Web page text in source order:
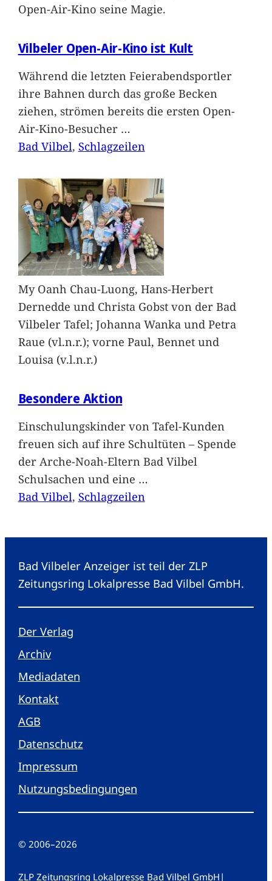
Open-Air-Kino seine Magie.
Vilbeler Open-Air-Kino ist Kult
Während die letzten Feierabendsportler
ihre Bahnen durch das große Becken
ziehen, strömen bereits die ersten Open-
Air-Kino-Besucher …
Bad Vilbel, Schlagzeilen
My Oanh Chau-Luong, Hans-Herbert
Dernedde und Christa Gobst von der Bad
Vilbeler Tafel; Johanna Wanka und Petra
Raue (vl.n.r.); vorne Paul, Bennet und
Louisa (v.l.n.r.)
Besondere Aktion
Einschulungskinder von Tafel-Kunden
freuen sich auf ihre Schultüten – Spende
der Arche-Noah-Eltern Bad Vilbel
Schulsachen und eine …
Bad Vilbel, Schlagzeilen
Bad Vilbeler Anzeiger ist teil der ZLP
Zeitungsring Lokalpresse Bad Vilbel GmbH.
Der Verlag
Archiv
Mediadaten
Kontakt
AGB
Datenschutz
Impressum
Nutzungsbedingungen
© 2006–2026
ZLP Zeitungsring Lokalpresse Bad Vilbel GmbH |